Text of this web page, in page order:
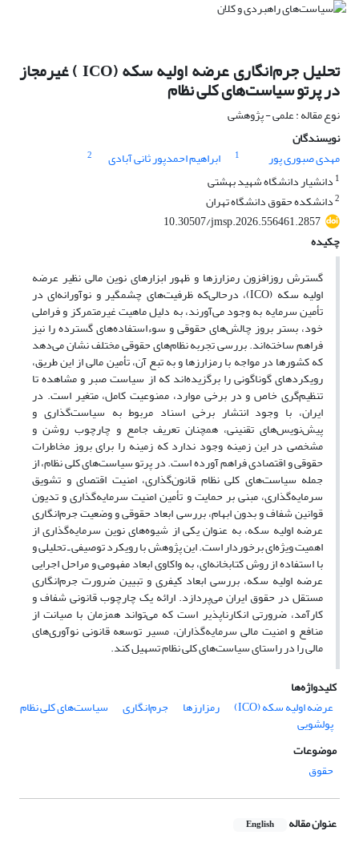
تحلیل جرم‌انگاری عرضه اولیه سکه (ICO ) غیرمجاز
در پرتو سیاست‌های کلی نظام
نوع مقاله : علمی - پژوهشی
نویسندگان
مهدی صبوری پور
1 ابراهیم احمدپور ثانی آبادی
2
1 دانشیار دانشگاه شهید بهشتی
2دانشکده حقوق دانشگاه تهران
10.30507/jmsp.2026.556461.2857
چکیده
گسترش روزافزون رمزارزها و ظهور ابزارهای نوین مالی نظیر عرضه
اولیه سکه (ICO)، درحالی‌که ظرفیت‌های چشمگیر و نوآورانه‌ای در
تأمین سرمایه به وجود می‌آورند، به دلیل ماهیت غیرمتمرکز و فراملی
خود، بستر بروز چالش‌های حقوقی و سوء‌استفاده‌های گسترده را نیز
فراهم ساخته‌اند. بررسی تجربه نظام‌های حقوقی مختلف نشان می‌دهد
که کشورها در مواجه با رمزارزها و به تبع آن، تأمین مالی از این طریق،
رویکردهای گوناگونی را برگزیده‌اند که از سیاست صبر و مشاهده تا
تنظیم‌گری خاص و در برخی موارد، ممنوعیت کامل، متغیر است. در
ایران، با وجود انتشار برخی اسناد مربوط به سیاست‌گذاری و
پیش‌نویس‌های تقنینی، همچنان تعریف جامع و چارچوب روشن و
مشخصی در این زمینه وجود ندارد که زمینه را برای بروز مخاطرات
حقوقی و اقتصادی فراهم آورده است. در پرتو سیاست‌های کلی نظام، از
جمله سیاست‌های کلی نظام قانون‌گذاری، امنیت اقتصای و تشویق
سرمایه‌گذاری، مبنی بر حمایت و تأمین امنیت سرمایه‌گذاری و تدیون
قوانین شفاف و بدون ابهام، بررسی ابعاد حقوقی و وضعیت جرم‌انگاری
عرضه اولیه سکه، به عنوان یکی از شیوه‌های نوین سرمایه‌گذاری از
اهمیت ویژه‌ای برخوردار است. این پژوهش با رویکرد توصیفی ـ تحلیلی و
با استفاده از روش کتابخانه‌ای، به واکاوی ابعاد مفهومی و مراحل اجرایی
عرضه اولیه سکه، بررسی ابعاد کیفری و تبیین ضرورت جرم‌انگاری
مستقل در حقوق ایران می‌پردازد. ارائه یک چارچوب قانونی شفاف و
کارآمد، ضرورتی انکارناپذیر است که می‌تواند همزمان با صیانت از
منافع و امنیت مالی سرمایه‌گذاران، مسیر توسعه قانونی نوآوری‌های
مالی را در راستای سیاست‌های کلی نظام تسهیل کند.
کلیدواژه‌ها
عرضه اولیه سکه (ICO)
رمزارزها جرم‌انگاری سیاست‌های کلی نظام
پولشویی
موضوعات
حقوق
عنوان مقاله English